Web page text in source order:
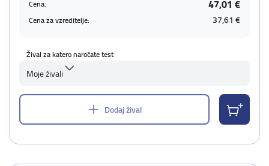
Cena: 47,01 €
Cena za vzreditelje: 37,61 €
Žival za katero naročate test
Moje živali
Dodaj žival